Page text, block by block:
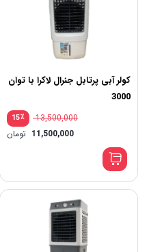
کولر آبی پرتابل جنرال لاکرا با توان
3000
٪15 13,500,000
11,500,000 تومان